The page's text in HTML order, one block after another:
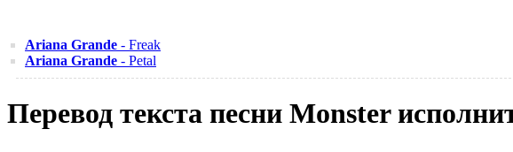
Ariana Grande - Freak
Ariana Grande - Petal
Перевод текста песни Monster